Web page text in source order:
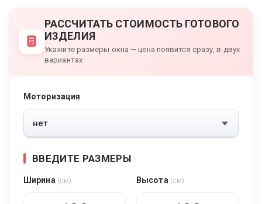
РАССЧИТАТЬ СТОИМОСТЬ ГОТОВОГО
ИЗДЕЛИЯ
Укажите размеры окна — цена появится сразу, в двух
вариантах
Моторизация
ВВЕДИТЕ РАЗМЕРЫ
Ширина (см) Высота (см)